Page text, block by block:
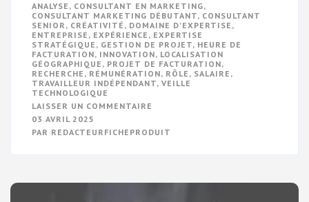
ANALYSE , CONSULTANT EN MARKETING,
CONSULTANT MARKETING DÉBUTANT, CONSULTANT
SENIOR , CRÉATIVITÉ , DOMAINE D'EXPERTISE ,
ENTREPRISE , EXPÉRIENCE , EXPERTISE
STRATÉGIQUE , GESTION DE PROJET, HEURE DE
FACTURATION, INNOVATION, LOCALISATION
GÉOGRAPHIQUE , PROJET DE FACTURATION,
RECHERCHE , RÉMUNÉRATION, RÔLE , SALAIRE ,
TRAVAILLEUR INDÉPENDANT, VEILLE
TECHNOLOGIQUE
LAISSER UN COMMENTAIRE
ULTIME
STRATÉGIES
03 AVRIL 2025
PAR REDACTEURFICHEPRODUIT